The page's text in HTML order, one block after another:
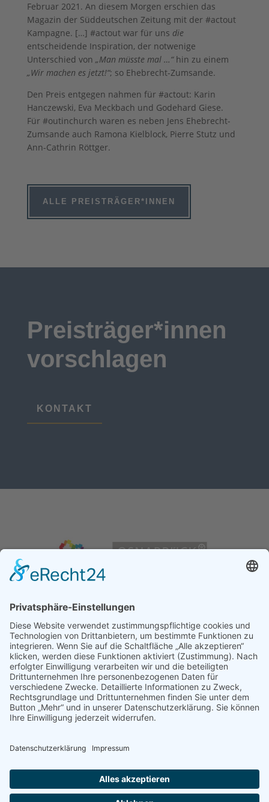
Februar 2021. An diesem Morgen erschien das
Magazin der Süddeutschen Zeitung mit der #actout
Kampagne. […] #actout war für uns die
entscheidende Inspiration, der notwenige
Unterschied von „Man müsste mal …“hin zu einem
„Wir machen es jetzt!“; so Ehebrecht-Zumsande.
Den Preis entgegen nahmen für #actout: Karin
Hanczewski, Eva Meckbach und Godehard Giese.
Für #outinchurch waren es neben Jens Ehebrecht-
Zumsande auch Ramona Kielblock, Pierre Stutz und
Ann-Cathrin Röttger.
ALLE PREISTRÄGER*INNEN
Preisträger*innen
vorschlagen
KONTAKT
Impressum |Datenschutz|Cookies verwalten